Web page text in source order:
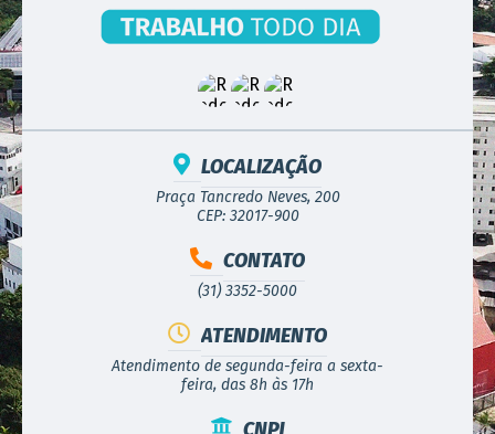
LOCALIZAÇÃO
Praça Tancredo Neves, 200
CEP: 32017-900
CONTATO
(31) 3352-5000
ATENDIMENTO
Atendimento de segunda-feira a sexta-
feira, das 8h às 17h